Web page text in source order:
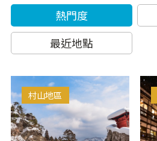
熱門度
最近地點
村山地區